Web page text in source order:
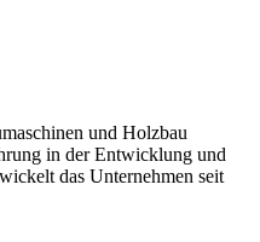
und Holzbau
in der Entwicklung und
das Unternehmen seit